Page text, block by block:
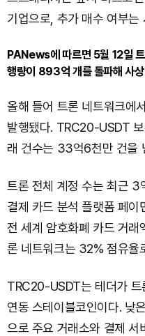
기업으로, 추가 매수 여부
PANews에 따르면 5월 12일
행량이 893억 개를 돌파해 사
올해 들어 트론 네트워크에
발행됐다. TRC20-USDT
래 건수는 33억6천만 건을
트론 전체 계정 수는 최근 3
결제 카드 분석 플랫폼 페
전 세계 암호화폐 카드 거
론 네트워크는 32% 점유율
TRC20-USDT는 테더가 트
연동 스테이블코인이다. 낮
으로 주요 거래소와 결제 서